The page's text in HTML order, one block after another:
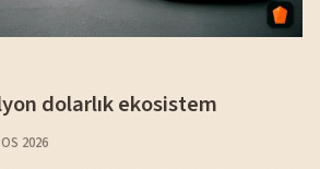
dolarlık ekosistem
2026